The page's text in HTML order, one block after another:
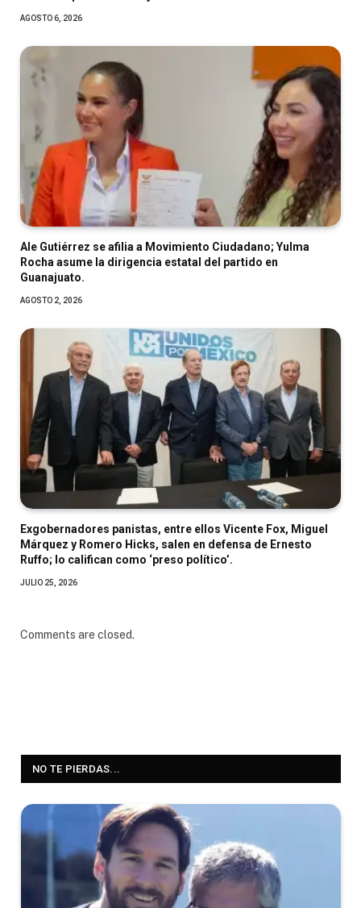
AGOSTO 6, 2026
Ale Gutiérrez se afilia a Movimiento Ciudadano; Yulma
Rocha asume la dirigencia estatal del partido en
Guanajuato.
AGOSTO 2, 2026
Exgobernadores panistas, entre ellos Vicente Fox, Miguel
Márquez y Romero Hicks, salen en defensa de Ernesto
Ruffo; lo califican como ‘preso político’.
JULIO 25, 2026
Comments are closed.
NO TE PIERDAS...